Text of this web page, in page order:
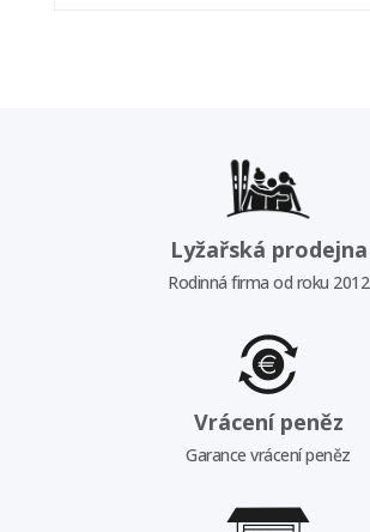
Lyžařská prodejna
Rodinná firma od roku 2012
Vrácení peněz
Garance vrácení peněz